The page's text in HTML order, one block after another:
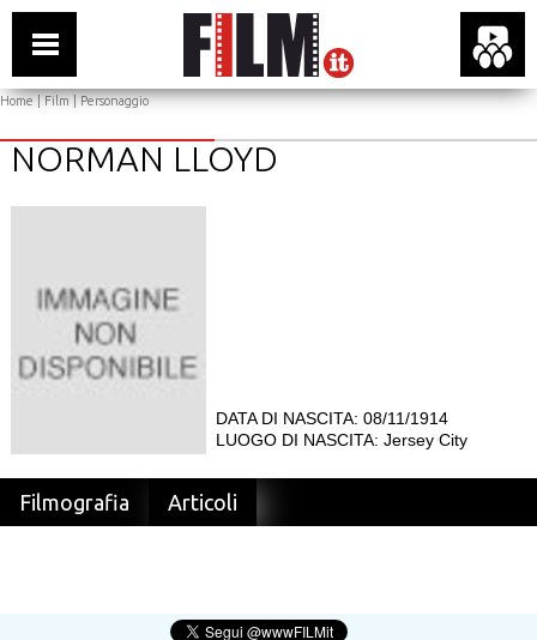
Home|Film| Personaggio
NORMAN LLOYD
DATA DI NASCITA: 08/11/1914
LUOGO DI NASCITA: Jersey City
Filmografia Articoli